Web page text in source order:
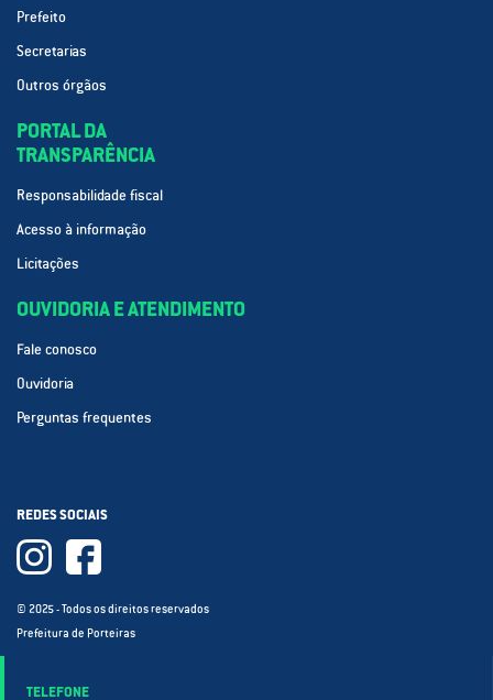
Prefeito
Secretarias
Outros órgãos
PORTAL DA
TRANSPARÊNCIA
Responsabilidade fiscal
Acesso à informação
Licitações
OUVIDORIA E ATENDIMENTO
Fale conosco
Ouvidoria
Perguntas frequentes
REDES SOCIAIS
© 2025 - Todos os direitos reservados
Prefeitura de Porteiras
TELEFONE